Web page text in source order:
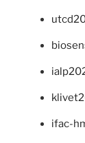
ifac-